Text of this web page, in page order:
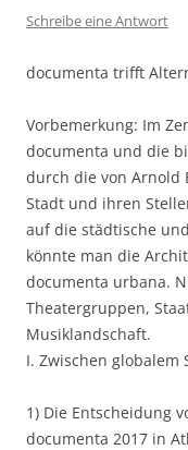
Schreibe eine Antwort
documenta trifft
Vorbemerkung: Im
documenta und die
durch die von Arnold
Stadt und ihren
auf die städtische
könnte man die
documenta urbana.
Theatergruppen,
Musiklandschaft.
I. Zwischen
1) Die Entscheidung
documenta 2017 in